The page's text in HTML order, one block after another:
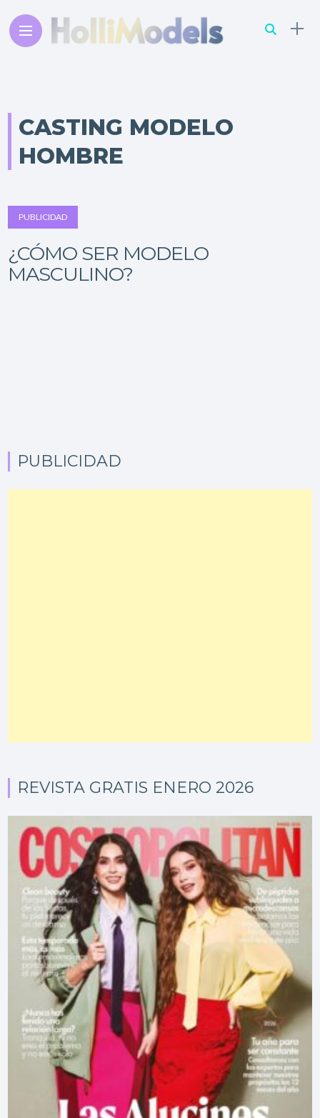
CASTING MODELO
HOMBRE
PUBLICIDAD
¿CÓMO SER MODELO
MASCULINO?
PUBLICIDAD
REVISTA GRATIS ENERO 2026